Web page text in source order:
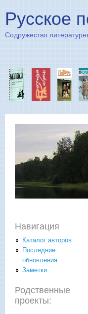
Русское
Содружество
Навигация
Каталог авторов
Последние
обновления
Заметки
Родственные
проекты: